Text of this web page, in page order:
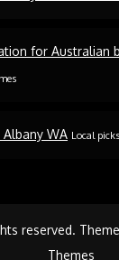
for Australian
WA Local
reserved.
Themes